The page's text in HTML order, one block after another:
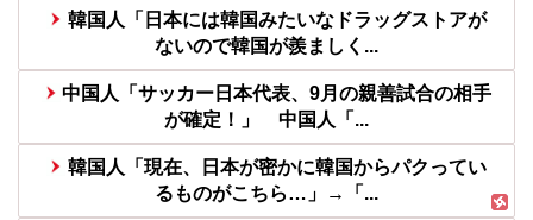
韓国人「日本には韓国みたいなドラッグストアが
ないので韓国が羨ましく...
中国人「サッカー日本代表、9月の親善試合の相手
が確定！」 中国人「...
韓国人「現在、日本が密かに韓国からパクってい
るものがこちら…」→「...